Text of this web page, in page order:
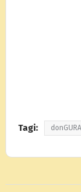
Tagi: